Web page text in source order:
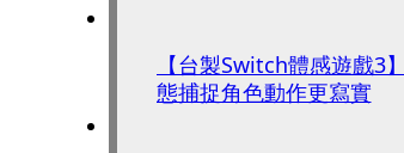
【台製Switch體感遊戲
態捕捉角色動作更寫實